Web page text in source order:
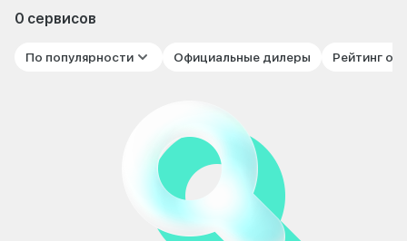
0 сервисов
По популярности Официальные дилеры Рейтинг